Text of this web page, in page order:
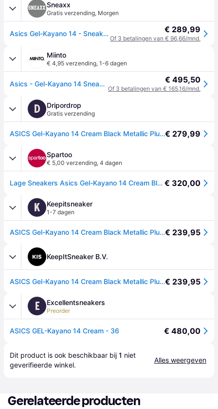
Sneaxx
Gratis verzending, Morgen
Asics Gel-Kayano 14 - Sneakers - Cream Zwart Metallic Plum - EU 39 € 289,99
Of 3 betalingen van € 96,66/mnd.
Miinto
€ 4,95 verzending, 1-6 dagen
Asics - Gel-Kayano 14 Sneakers - Heren - Schoenen - Beige - Maat: 37 EU Leer € 495,50
Of 3 betalingen van € 165,16/mnd.
D Dripordrop
Gratis verzending
ASICS Gel-Kayano 14 Cream Black Metallic Plum, 40€ 279,99
Spartoo
€ 5,00 verzending, 4 dagen
Lage Sneakers Asics Gel-Kayano 14 Cream Black Metallic Plum - Beige - 44,46,42 1/2,41 1/2,43 1/2,44 1/2 € 320,00
K Keepitsneaker
1-7 dagen
ASICS Gel-Kayano 14 Cream Black Metallic Plum€ 239,95
KeepItSneaker B.V.
ASICS Gel-Kayano 14 Cream Black Metallic Plum€ 239,95
E Excellentsneakers
Preorder
ASICS GEL-Kayano 14 Cream - 36 € 480,00
Dit product is ook beschikbaar bij 1 niet
geverifieerde winkel.
Alles weergeven
Gerelateerde producten